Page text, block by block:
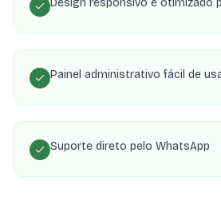
Design responsivo e otimizado
Painel administrativo fácil de
Suporte direto pelo WhatsApp